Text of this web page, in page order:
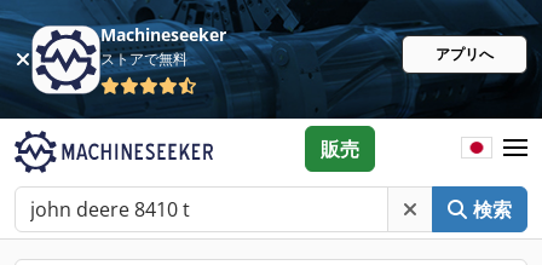
Machineseeker
ストアで無料 アプリへ
検索
販売